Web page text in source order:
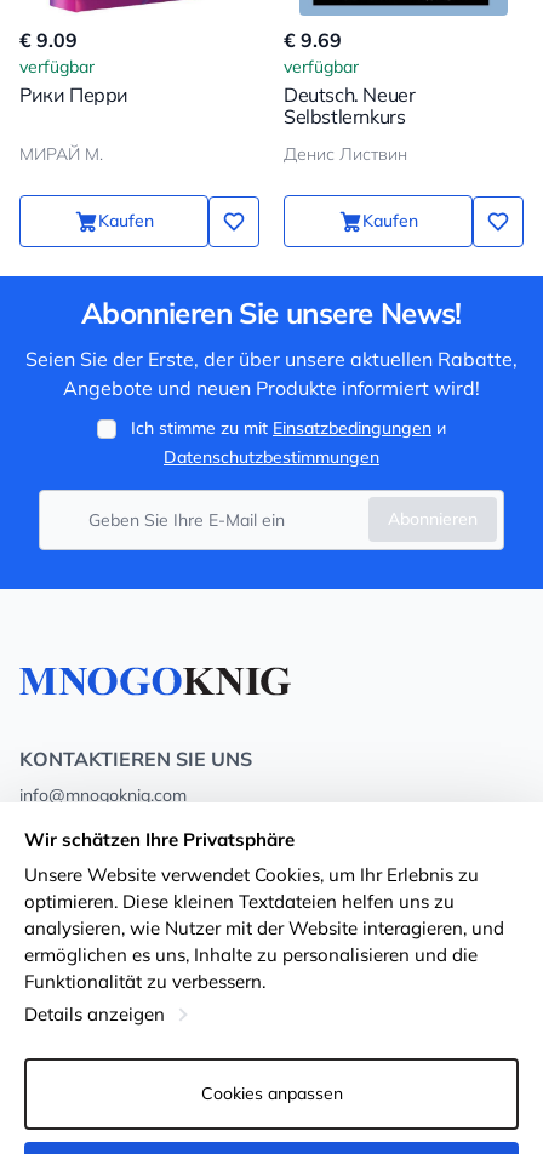
€ 9.09
verfügbar
Рики Перри
МИРАЙ М.
Kaufen
€ 9.69
verfügbar
Deutsch. Neuer
Selbstlernkurs
Денис Листвин
Kaufen
Abonnieren Sie unsere News!
Seien Sie der Erste, der über unsere aktuellen Rabatte,
Angebote und neuen Produkte informiert wird!
Ich stimme zu mit Einsatzbedingungen и
Datenschutzbestimmungen
Abonnieren
KONTAKTIEREN SIE UNS
info@mnogoknig.com
Rīga, Augusta Deglava 69d, LV-1082
Über uns
Geschäfte
Lieferung und Zahlung
Treuekarten
Für Großhandelskunden
Privacy Policy
Geschäftsbedingungen
Rückgabe von Waren
Cookie-Einstellungen
Wir schätzen Ihre Privatsphäre
Unsere Website verwendet Cookies, um Ihr Erlebnis zu
optimieren. Diese kleinen Textdateien helfen uns zu
analysieren, wie Nutzer mit der Website interagieren, und
ermöglichen es uns, Inhalte zu personalisieren und die
Funktionalität zu verbessern.
Details anzeigen
Cookies anpassen